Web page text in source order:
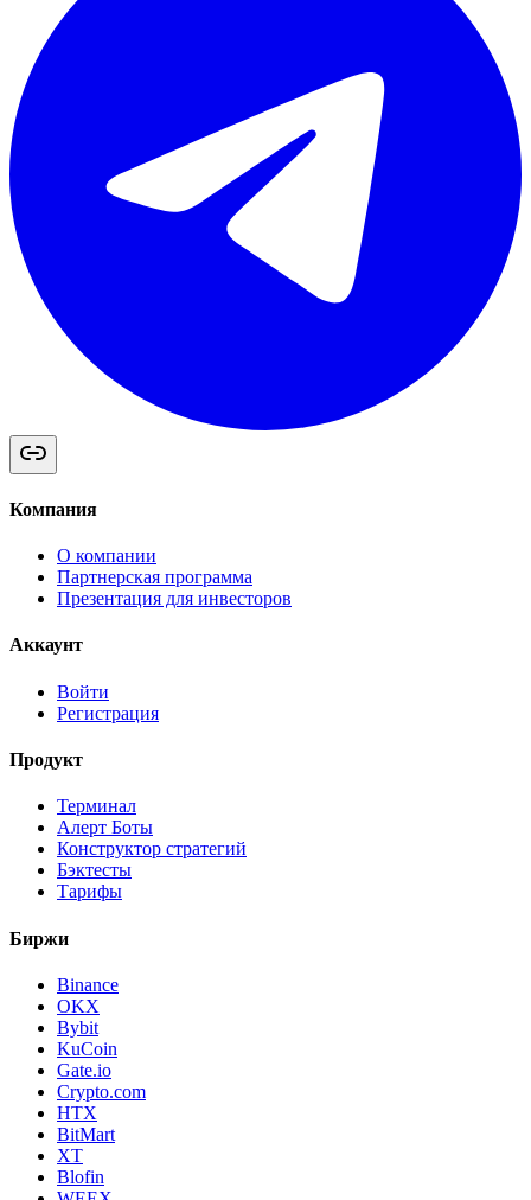
Компания
О компании
Партнерская программа
Презентация для инвесторов
Аккаунт
Войти
Регистрация
Продукт
Терминал
Алерт Боты
Конструктор стратегий
Бэктесты
Тарифы
Биржи
Binance
OKX
Bybit
KuCoin
Gate.io
Crypto.com
HTX
BitMart
XT
Blofin